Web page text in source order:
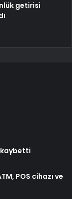
getirisi
kaybetti
POS cihazı ve